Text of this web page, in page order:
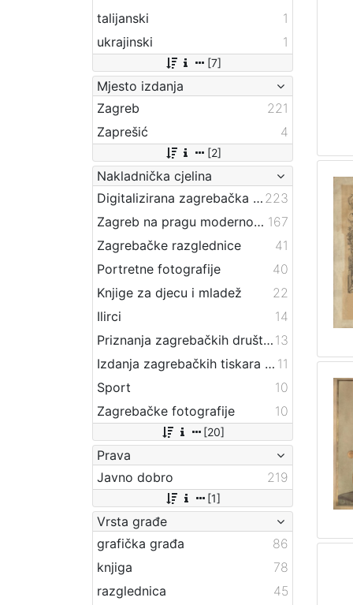
talijanski
1
ukrajinski
1
[7]
Mjesto izdanja
Zagreb
221
Zaprešić
4
[2]
Nakladnička cjelina
Digitalizirana zagrebačka baština 223
Zagreb na pragu modernog doba 167
Zagrebačke razglednice
41
Portretne fotografije
40
Knjige za djecu i mladež
22
Ilirci
14
Priznanja zagrebačkih društava 13
Izdanja zagrebačkih tiskara 17. i 18. stoljeća 11
Sport
10
Zagrebačke fotografije
10
[20]
Prava
Javno dobro
219
[1]
Vrsta građe
grafička građa
86
knjiga
78
razglednica
45